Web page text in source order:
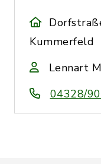
Kummerfeld
Lennart
04328/